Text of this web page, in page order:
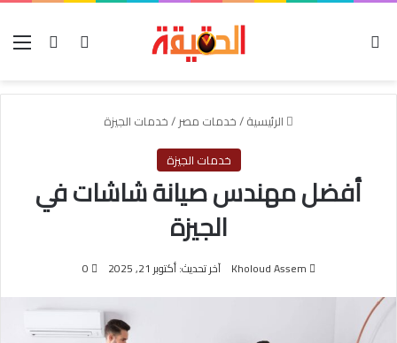
بحث عنتسجيل
الرئيسية/خدمات مصر/خدمات الجيزة
خدمات الجيزة
أفضل مهندس صيانة شاشات في
الجيزة
Kholoud Assem آخر تحديث: أكتوبر 21, 2025 0